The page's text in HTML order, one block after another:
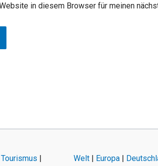
in diesem Browser für meinen
Tourismus Welt| Europa|